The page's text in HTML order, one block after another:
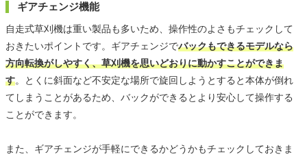
ギアチェンジ機能
自走式草刈機は重い製品も多いため、操作性のよさもチェックして
おきたいポイントです。ギアチェンジでバックもできるモデルなら
方向転換がしやすく、草刈機を思いどおりに動かすことができま
す。とくに斜面など不安定な場所で旋回しようとすると本体が倒れ
てしまうことがあるため、バックができるとより安心して操作する
ことができます。
また、ギアチェンジが手軽にできるかどうかもチェックしておきま